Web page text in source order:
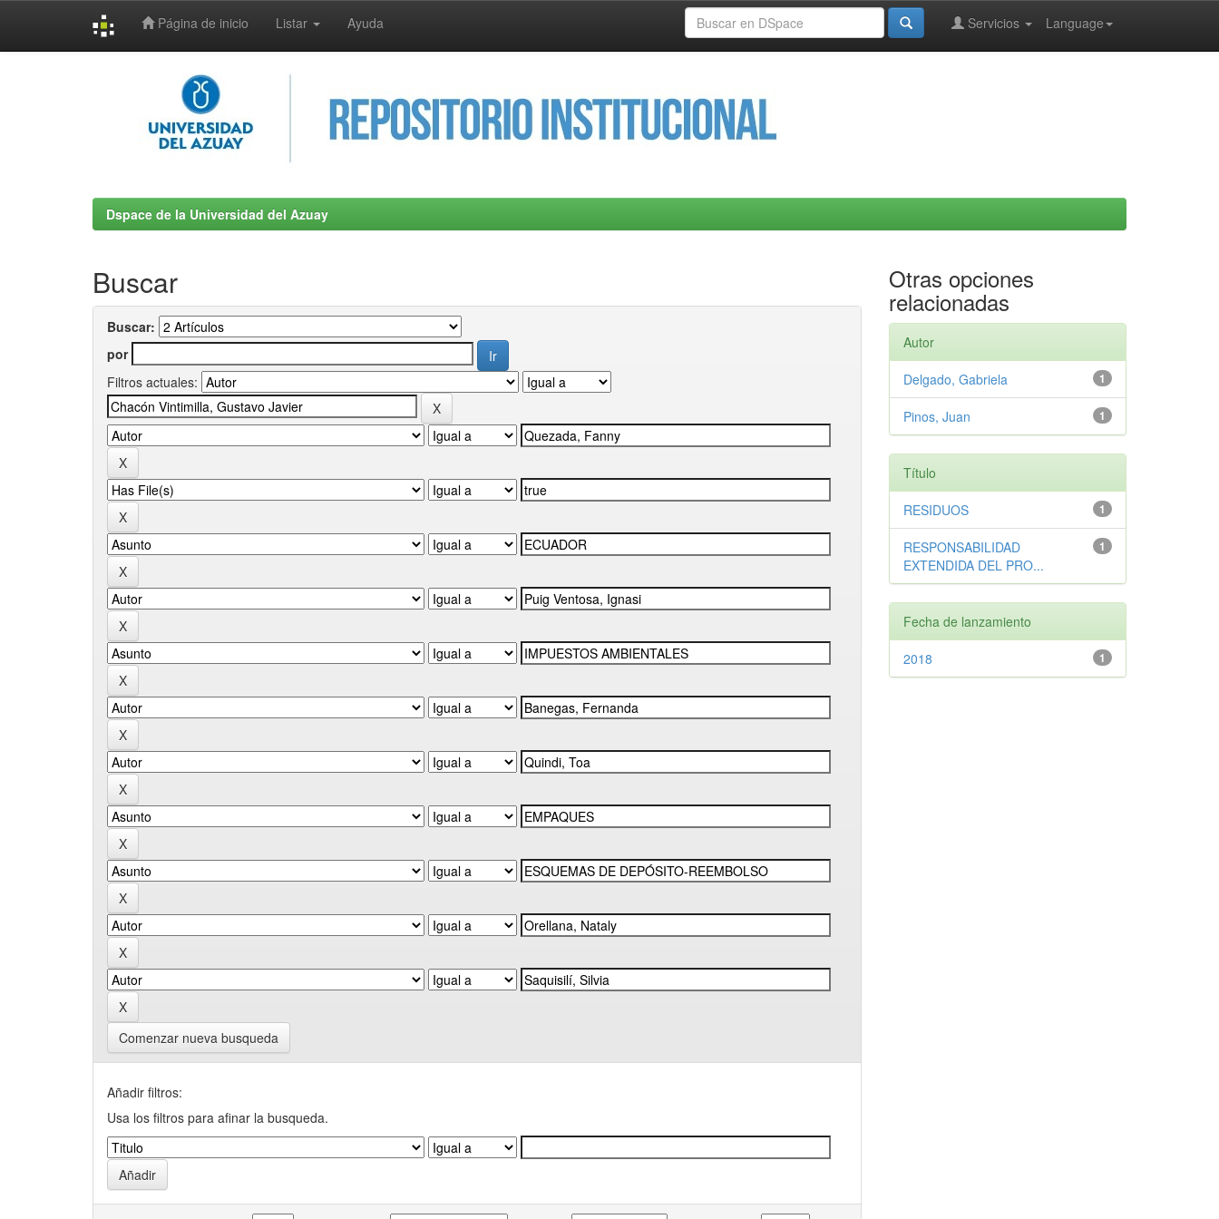
Página de inicio Listar Ayuda Language
Servicios
Dspace de la Universidad del Azuay
Buscar
Buscar:
por
Filtros actuales:
Comenzar nueva busqueda
Añadir filtros:
Usa los filtros para afinar la busqueda.
Otras opciones
relacionadas
Autor
1
Delgado, Gabriela
1
Pinos, Juan
Título
1
RESIDUOS
1
RESPONSABILIDAD
EXTENDIDA DEL PRO...
Fecha de lanzamiento
1
2018